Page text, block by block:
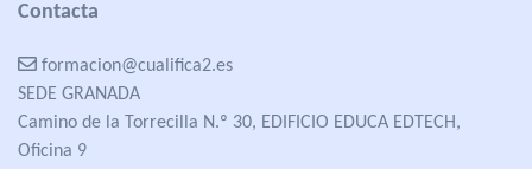
Contacta
formacion@cualifica2.es
SEDE GRANADA
Camino de la Torrecilla N.º 30, EDIFICIO EDUCA EDTECH,
Oficina 9